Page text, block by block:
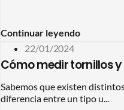
Continuar leyendo
22/01/2024
Cómo medir tornillos
Sabemos que existen
diferencia entre un tipo u...